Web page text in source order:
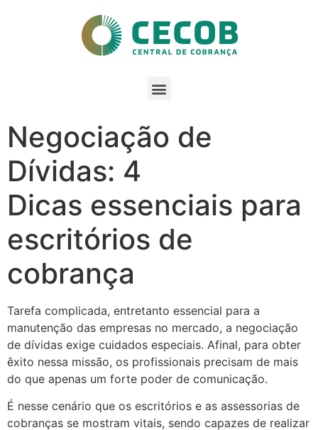
Negociação de
Dívidas: 4
Dicas essenciais para
escritórios de
cobrança
Tarefa complicada, entretanto essencial para a
manutenção das empresas no mercado, a negociação
de dívidas exige cuidados especiais. Afinal, para obter
êxito nessa missão, os profissionais precisam de mais
do que apenas um forte poder de comunicação.
É nesse cenário que os escritórios e as assessorias de
cobranças se mostram vitais, sendo capazes de realizar